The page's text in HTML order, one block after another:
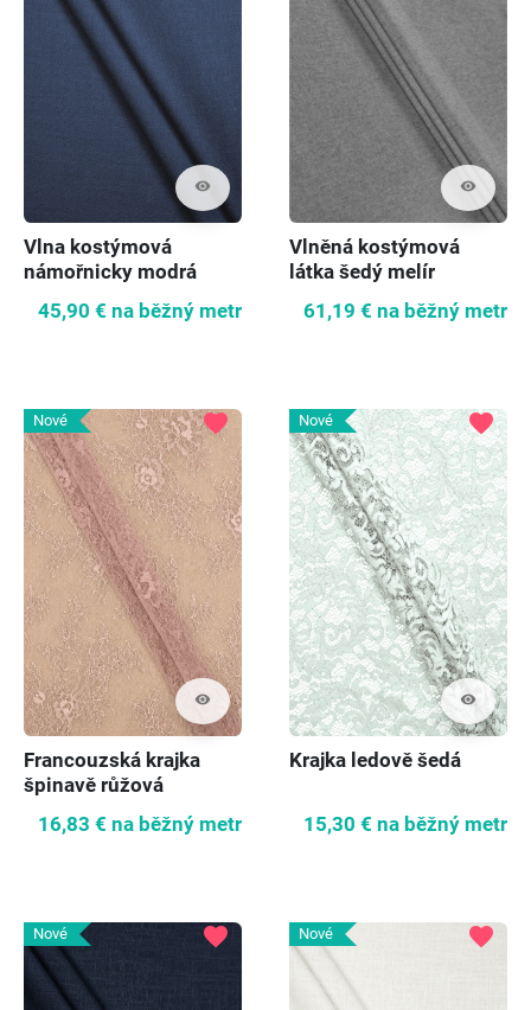
visibility
Vlna kostýmová
námořnicky modrá
45,90 € na běžný metr
visibility
Vlněná kostýmová
látka šedý melír
61,19 € na běžný metr
Nové
visibility
favorite
Francouzská krajka
špinavě růžová
16,83 € na běžný metr
Nové
visibility
favorite
Krajka ledově šedá
15,30 € na běžný metr
Nové favorite Nové favorite